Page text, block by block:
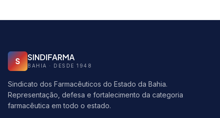
S SINDIFARMA
BAHIA · DESDE 1948
Sindicato dos Farmacêuticos do Estado da Bahia.
Representação, defesa e fortalecimento da categoria
farmacêutica em todo o estado.